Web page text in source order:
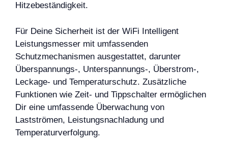
Hitzebeständigkeit.
Für Deine Sicherheit ist der WiFi Intelligent
Leistungsmesser mit umfassenden
Schutzmechanismen ausgestattet, darunter
Überspannungs-, Unterspannungs-, Überstrom-,
Leckage- und Temperaturschutz. Zusätzliche
Funktionen wie Zeit- und Tippschalter ermöglichen
Dir eine umfassende Überwachung von
Lastströmen, Leistungsnachladung und
Temperaturverfolgung.